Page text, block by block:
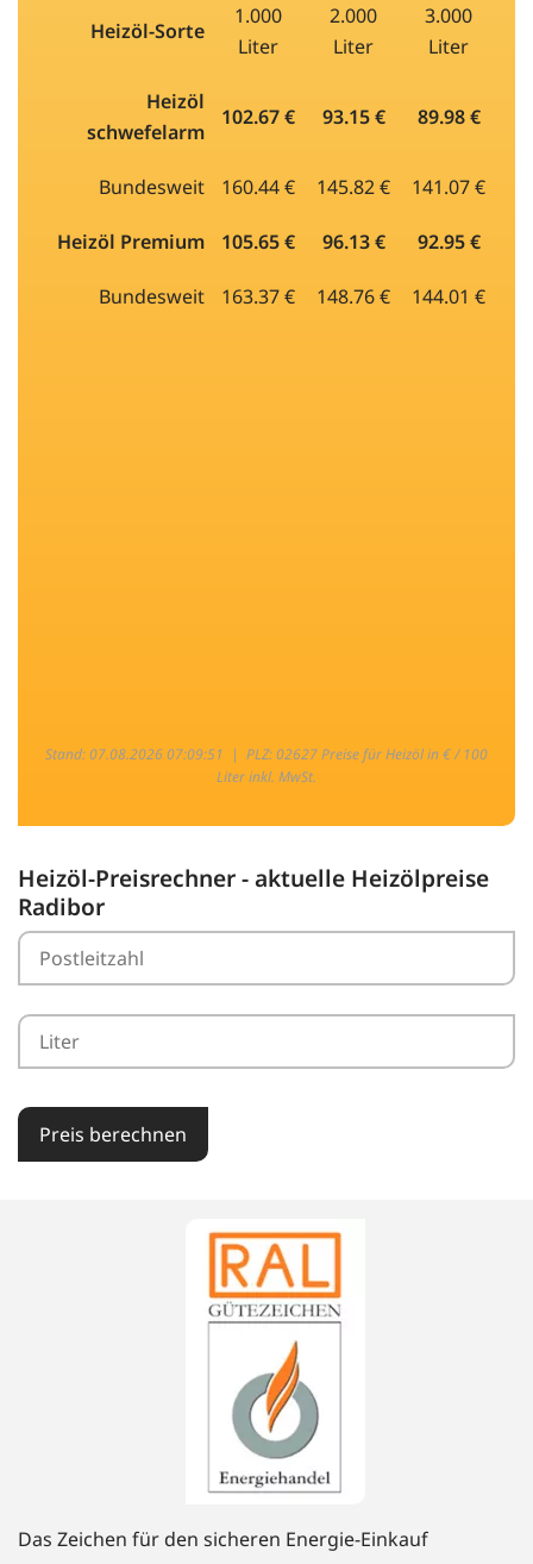
Heizöl-Sorte
1.000
Liter
2.000
Liter
3.000
Liter
Heizöl
schwefelarm
102.67 € 93.15 € 89.98 €
Bundesweit 160.44 € 145.82 € 141.07 €
Heizöl Premium 105.65 € 96.13 € 92.95 €
Bundesweit 163.37 € 148.76 € 144.01 €
Stand: 07.08.2026 07:09:51 | PLZ: 02627 Preise für Heizöl in € / 100
Liter inkl. MwSt.
Heizöl-Preisrechner - aktuelle Heizölpreise
Radibor
Preis berechnen
Das Zeichen für den sicheren Energie-Einkauf